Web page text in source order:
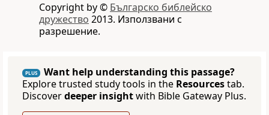
Copyright by © Българско библейско
дружество 2013. Използвани с
разрешение.
PLUS
Want help understanding this passage?
Explore trusted study tools in the Resourcestab.
Discoverdeeper insightwith Bible Gateway Plus.